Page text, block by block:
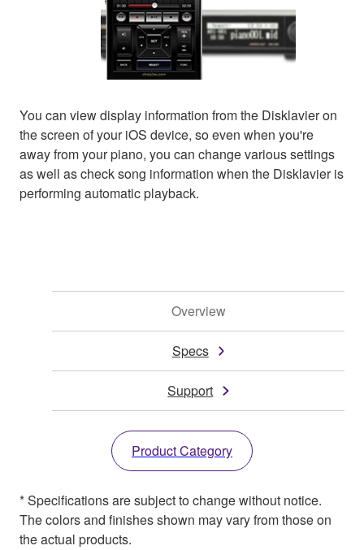
You can view display information from the Disklavier on
the screen of your iOS device, so even when you're
away from your piano, you can change various settings
as well as check song information when the Disklavier is
performing automatic playback.
Overview
Specs
Support
Product Category
* Specifications are subject to change without notice.
The colors and finishes shown may vary from those on
the actual products.